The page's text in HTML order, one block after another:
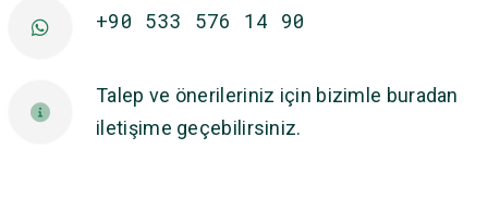
+90 533 576 14 90
Talep ve önerileriniz için bizimle buradan
iletişime geçebilirsiniz.